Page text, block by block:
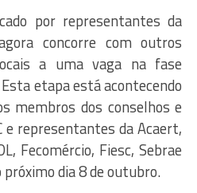
por representantes da
concorre com outros
a uma vaga na fase
etapa está acontecendo
membros dos conselhos e
e representantes da Acaert,
Fecomércio, Fiesc, Sebrae
dia 8 de outubro.